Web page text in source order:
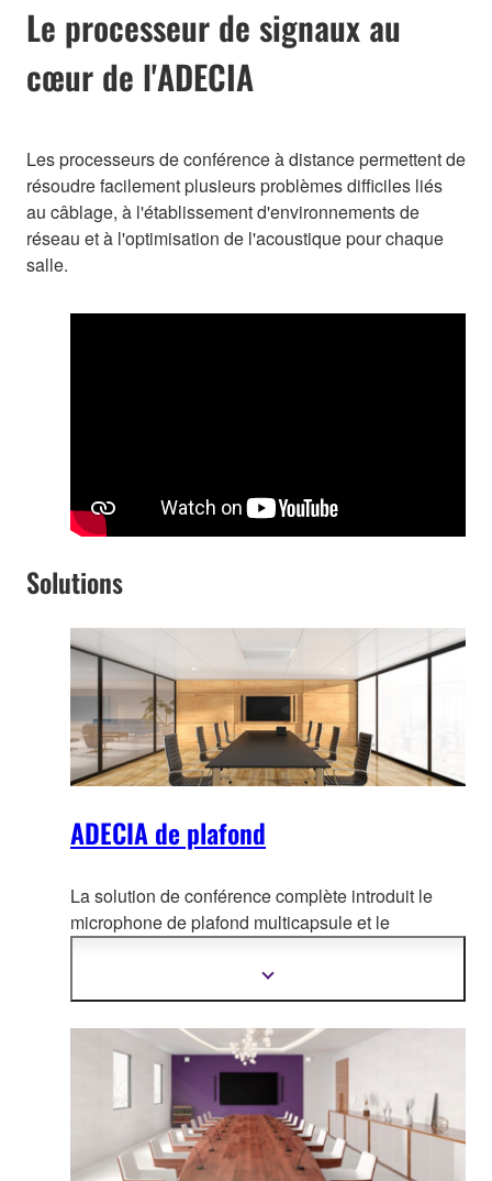
Le processeur de signaux au
cœur de l'ADECIA
Les processeurs de conférence à distance permettent de
résoudre facilement plusieurs problèmes difficiles liés
au câblage, à l'établissement d'environnements de
réseau et à l'optimisation de l'acoustique pour chaque
salle.
Solutions
ADECIA de plafond
La solution de conférence complète introduit le
microphone de plafond multicapsule et le
des commutateurs réseau PoE et des haut-
parleurs alimentés par PoE Dante éprouvés de
longue date.
Afficher